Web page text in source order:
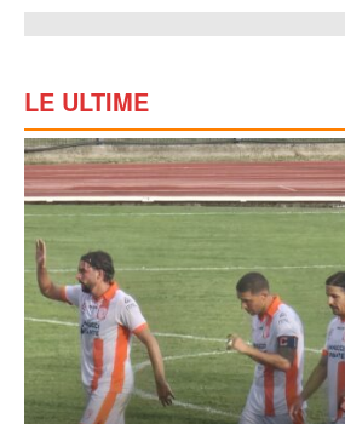
LE ULTIME